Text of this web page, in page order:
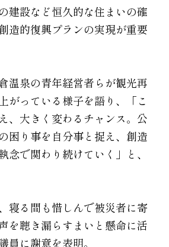
建設など恒久的な住まいの確
造的復興プランの実現が重要
温泉の青年経営者らが観光再
がっている様子を語り、「こ
、大きく変わるチャンス。公
困り事を自分事と捉え、創造
念で関わり続けていく」と、
寝る間も惜しんで被災者に寄
を聴き漏らすまいと懸命に活
員に謝意を表明。